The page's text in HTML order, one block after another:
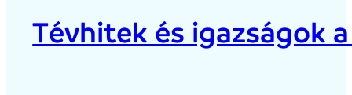
Tévhitek és igazságok